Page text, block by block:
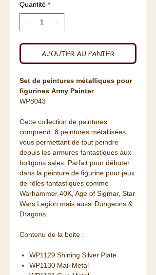
Quantité *
AJOUTER AU PANIER
Set de peintures métalliques pour
figurines Army Painter
WP8043
Cette collection de peintures
comprend 8 peintures métallisées,
vous permettant de tout peindre
depuis les armures fantastiques aux
boltguns sales. Parfait pour débuter
dans la peinture de figurine pour jeux
de rôles fantastiques comme
Warhammer 40K, Age of Sigmar, Star
Wars Legion mais aussi Dungeons &
Dragons.
Contenu de la boite :
WP1129 Shining Silver Plate
WP1130 Mail Metal